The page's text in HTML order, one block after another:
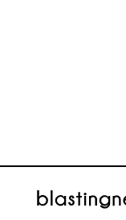
E per quale